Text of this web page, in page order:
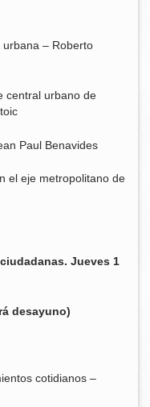
– Roberto
central urbano de
Paul Benavides
el eje metropolitano de
Jueves 1
desayuno)
cotidianos –